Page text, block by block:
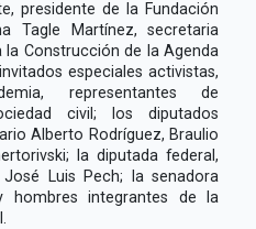
presidente de la Fundación
Tagle Martínez, secretaria
Construcción de la Agenda
especiales activistas,
representantes de
civil; los diputados
Alberto Rodríguez, Braulio
la diputada federal,
Luis Pech; la senadora
hombres integrantes de la